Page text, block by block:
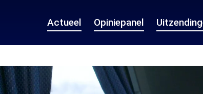
Actueel Opiniepanel